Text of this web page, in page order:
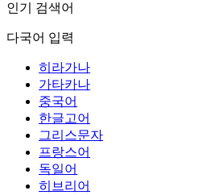
인기 검색어
다국어 입력
히라가나
가타카나
중국어
한글고어
그리스문자
프랑스어
독일어
히브리어